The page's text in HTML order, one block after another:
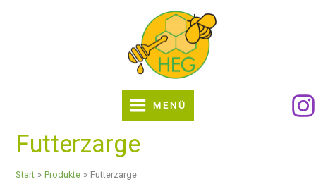
MENÜ
Futterzarge
Start Produkte Futterzarge